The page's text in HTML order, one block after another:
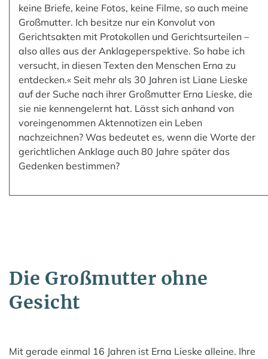
keine Briefe, keine Fotos, keine Filme, so auch meine
Großmutter. Ich besitze nur ein Konvolut von
Gerichtsakten mit Protokollen und Gerichtsurteilen –
also alles aus der Anklageperspektive. So habe ich
versucht, in diesen Texten den Menschen Erna zu
entdecken.« Seit mehr als 30 Jahren ist Liane Lieske
auf der Suche nach ihrer Großmutter Erna Lieske, die
sie nie kennengelernt hat. Lässt sich anhand von
voreingenommen Aktennotizen ein Leben
nachzeichnen? Was bedeutet es, wenn die Worte der
gerichtlichen Anklage auch 80 Jahre später das
Gedenken bestimmen?
Die Großmutter ohne
Gesicht
Mit gerade einmal 16 Jahren ist Erna Lieske alleine. Ihre